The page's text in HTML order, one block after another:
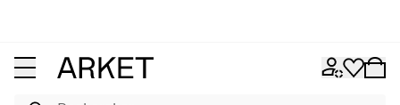
Rechercher